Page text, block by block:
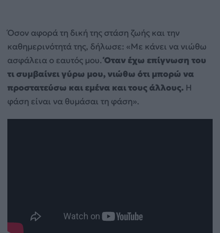
Όσον αφορά τη δική της στάση ζωής και την
καθημερινότητά της, δήλωσε: «Με κάνει να νιώθω
ασφάλεια ο εαυτός μου.Όταν έχω επίγνωση του
τι συμβαίνει γύρω μου, νιώθω ότι μπορώ να
προστατεύσω και εμένα και τους άλλους. Η
φάση είναι να θυμάσαι τη φάση».